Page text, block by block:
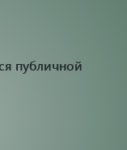
публичной